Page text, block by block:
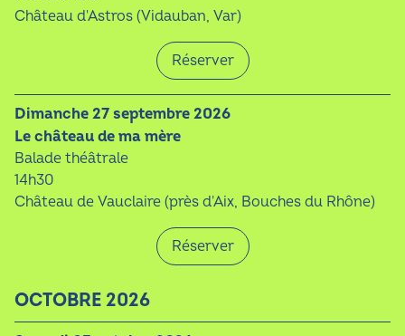
Château d'Astros (Vidauban, Var)
Réserver
dimanche 27 septembre 2026
Le château de ma mère
Balade théâtrale
14h30
Château de Vauclaire (près d'Aix, Bouches du Rhône)
Réserver
OCTOBRE 2026